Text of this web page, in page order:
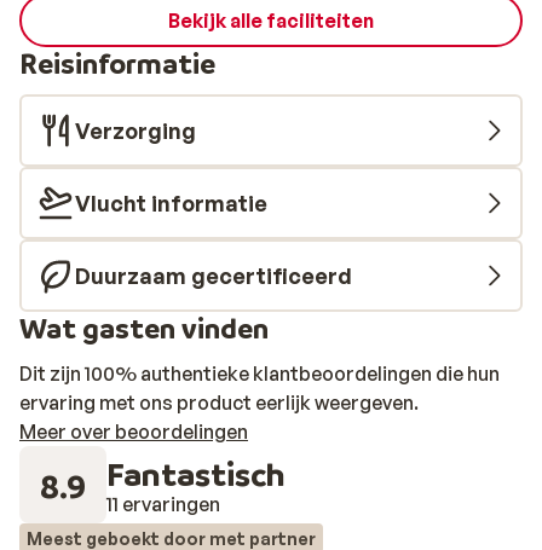
Bekijk alle faciliteiten
Reisinformatie
Verzorging
Vlucht informatie
Duurzaam gecertificeerd
Wat gasten vinden
Dit zijn 100% authentieke klantbeoordelingen die hun
ervaring met ons product eerlijk weergeven.
Meer over beoordelingen
8.9 Fantastisch
11 ervaringen
Meest geboekt door met partner